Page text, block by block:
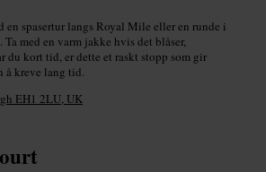
en spasertur langs Royal Mile eller en runde i
Ta med en varm jakke hvis det blåser,
du kort tid, er dette et raskt stopp som gir
å kreve lang tid.
EH1 2LU, UK